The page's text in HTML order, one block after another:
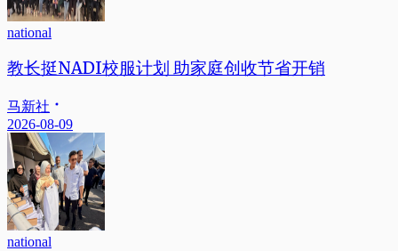
national
教长挺NADI校服计划 助家庭创收节省开销
马新社
2026-08-09
national